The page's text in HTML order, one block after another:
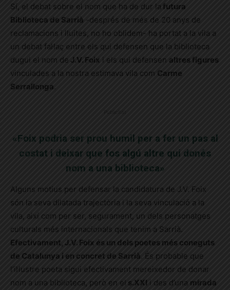
Sí, el debat sobre el nom que ha de dur la futura
Biblioteca de Sarrià -després de més de 20 anys de
reclamacions i lluites, no ho oblidem- ha portat a la vila a
un debat fal·laç entre els qui defensen que la biblioteca
dugui el nom de J.V. Foix i els qui defensen altres figures
vinculades a la nostra estimava vila com Carme
Serrallonga
Publicitat
«Foix podria ser prou humil per a fer un pas al
costat i deixar que fos algú altre qui donés
nom a una biblioteca»
Alguns motius per defensar la candidatura de J.V. Foix
són la seva dilatada trajectòria i la seva vinculació a la
vila, així com per ser, segurament, un dels personatges
culturals més internacionals que tenim a Sarrià.
Efectivament, J.V. Foix és un dels poetes més coneguts
de Catalunya i en concret de Sarrià . És probable que
l’il·lustre poeta sigui efectivament mereixedor de donar
nom a una biblioteca, però en el s.XXI i des d’una mirada